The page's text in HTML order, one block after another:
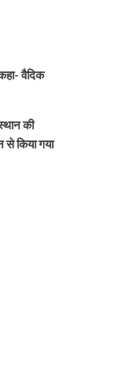
वैदिक
की
से किया गया